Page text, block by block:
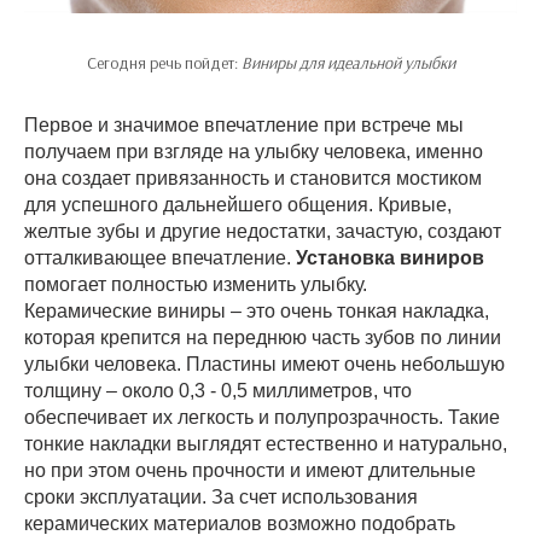
Сегодня речь пойдет: Виниры для идеальной улыбки
Первое и значимое впечатление при встрече мы
получаем при взгляде на улыбку человека, именно
она создает привязанность и становится мостиком
для успешного дальнейшего общения. Кривые,
желтые зубы и другие недостатки, зачастую, создают
отталкивающее впечатление. Установка виниров
помогает полностью изменить улыбку.
Керамические виниры – это очень тонкая накладка,
которая крепится на переднюю часть зубов по линии
улыбки человека. Пластины имеют очень небольшую
толщину – около 0,3 - 0,5 миллиметров, что
обеспечивает их легкость и полупрозрачность. Такие
тонкие накладки выглядят естественно и натурально,
но при этом очень прочности и имеют длительные
сроки эксплуатации. За счет использования
керамических материалов возможно подобрать